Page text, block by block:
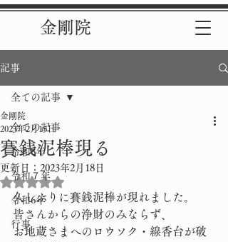
金剛院
記事
全ての記事
令和8年
令和７年
令和6年
行事
全ての記事
賽銭泥棒現る
金剛院
2023年2月15日
更新日： 2023年2月18日
5つ星のうちNaNと評価されています。
久しぶりに賽銭泥棒が現れました。
皆さんからの浄財のみならず、
お地蔵さまへのロウソク・線香台が破